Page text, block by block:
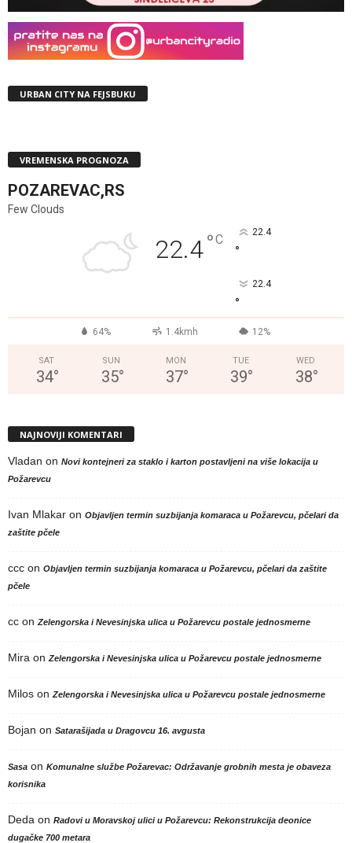
URBAN CITY NA FEJSBUKU
VREMENSKA PROGNOZA
POZAREVAC,RS
Few Clouds
22.4°C 22.4
°
22.4
°
64% 1.4kmh 12%
SAT
34°
SUN
35°
MON
37°
TUE
39°
WED
38°
NAJNOVIJI KOMENTARI
Vladan on Novi kontejneri za staklo i karton postavljeni na više lokacija u
Požarevcu
Ivan Mlakar on Objavljen termin suzbijanja komaraca u Požarevcu, pčelari da
zaštite pčele
ccc on Objavljen termin suzbijanja komaraca u Požarevcu, pčelari da zaštite
pčele
cc on Zelengorska i Nevesinjska ulica u Požarevcu postale jednosmerne
Mira on Zelengorska i Nevesinjska ulica u Požarevcu postale jednosmerne
Milos on Zelengorska i Nevesinjska ulica u Požarevcu postale jednosmerne
Bojan on Satarašijada u Dragovcu 16. avgusta
Sasa on Komunalne službe Požarevac: Održavanje grobnih mesta je obaveza
korisnika
Deda on Radovi u Moravskoj ulici u Požarevcu: Rekonstrukcija deonice
dugačke 700 metara